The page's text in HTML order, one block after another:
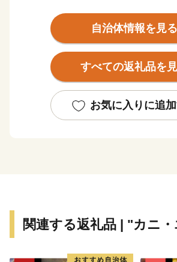
山口市は山口県のほぼ中央に位置し、
が共存する文化都市です。
室町時代に大内弘世がここ山口市を大
その後の大内義興・義隆の頃には西国
華を極めました。
自治体情報を見る
すべての返礼品を
お気に入りに追
関連する返礼品 | "カニ